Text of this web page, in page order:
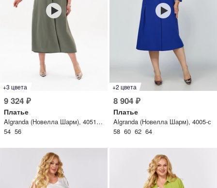
+3 цвета
9 324 ₽
Платье
Algranda (Новелла Шарм), 4051-А-4
54 56
+2 цвета
8 904 ₽
Платье
Algranda (Новелла Шарм), 4005-с
58 60 62 64